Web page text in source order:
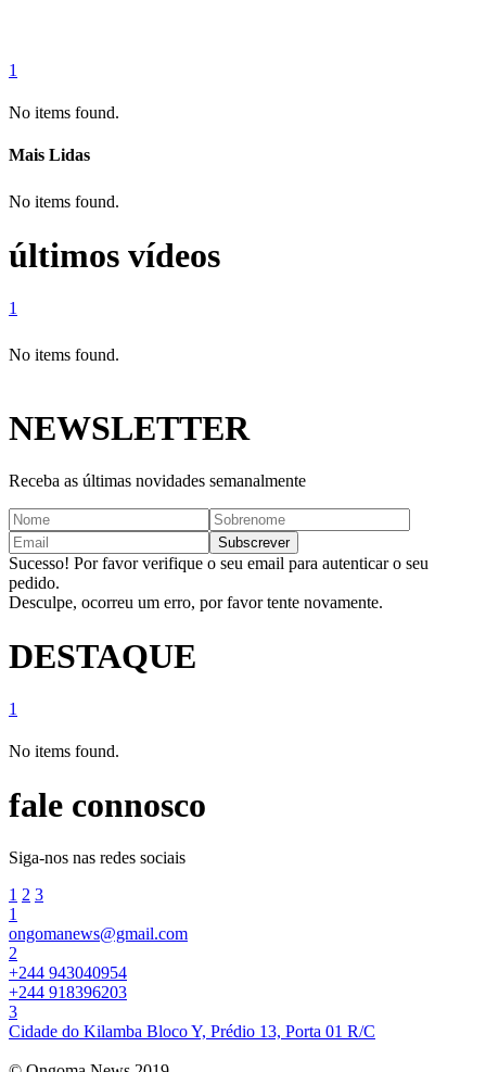
1
No items found.
Mais Lidas
No items found.
últimos vídeos
1
No items found.
NEWSLETTER
Receba as últimas novidades semanalmente
Sucesso! Por favor verifique o seu email para autenticar o seu
pedido.
Desculpe, ocorreu um erro, por favor tente novamente.
DESTAQUE
1
No items found.
fale connosco
Siga-nos nas redes sociais
1 2 3
1
ongomanews@gmail.com
2
+244 943040954
+244 918396203
3
Cidade do Kilamba Bloco Y, Prédio 13, Porta 01 R/C